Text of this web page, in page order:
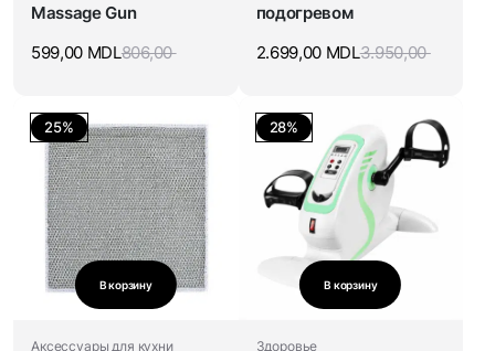
Massage Gun
806,00
599,00 MDL
подогревом
3.950,00
2.699,00 MDL
25%
В корзину
Аксессуары для кухни
28%
В корзину
Здоровье